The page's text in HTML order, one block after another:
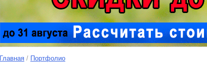
Главная / Портфолио